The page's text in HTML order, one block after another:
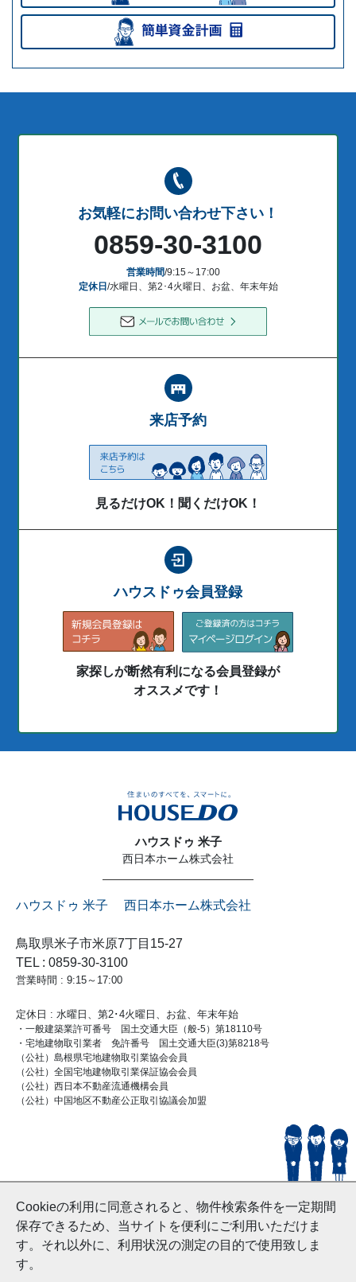
Cookieの利用に同意されると、物件検索条件を一定期間
保存できるため、当サイトを便利にご利用いただけま
す。それ以外に、利用状況の測定の目的で使用致しま
す。
お気軽にお問い合わせ下さい！
0859-30-3100
営業時間/9:15～17:00
定休日 /水曜日、第2･4火曜日、お盆、年末年始
来店予約
見るだけOK！聞くだけOK！
ハウスドゥ会員登録
家探しが断然有利になる会員登録が
オススメです！
ハウスドゥ 米子
西日本ホーム株式会社
ハウスドゥ 米子 西日本ホーム株式会社
鳥取県米子市米原7丁目15-27
TEL : 0859-30-3100
営業時間 : 9:15～17:00
定休日 : 水曜日、第2･4火曜日、お盆、年末年始
・一般建築業許可番号 国土交通大臣（般-5）第18110号
・宅地建物取引業者 免許番号 国土交通大臣(3)第8218号
（公社）島根県宅地建物取引業協会会員
（公社）全国宅地建物取引業保証協会会員
（公社）西日本不動産流通機構会員
（公社）中国地区不動産公正取引協議会加盟
© HouseDoYonago
and Nishinihon Home Co.ltd All Rights Reserved.